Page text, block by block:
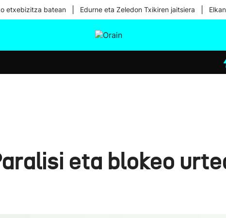
etxebizitza batean Edurne eta Zeledon Txikiren jaitsiera
eta blokeo